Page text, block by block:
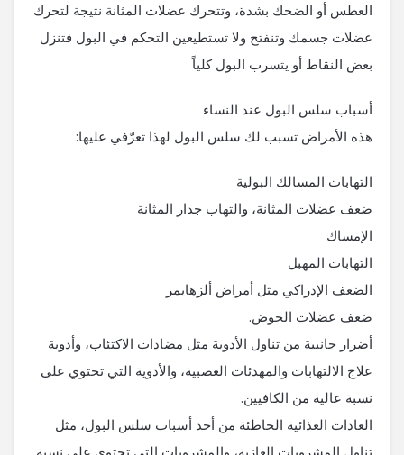
العطس أو الضحك بشدة، وتتحرك عضلات المثانة نتيجة لتحرك
عضلات جسمك وتنفتح ولا تستطيعين التحكم في البول فتنزل
بعض النقاط أو يتسرب البول كلياً
أسباب سلس البول عند النساء
هذه الأمراض تسبب لك سلس البول لهذا تعرّفي عليها:
التهابات المسالك البولية
ضعف عضلات المثانة، والتهاب جدار المثانة
الإمساك
التهابات المهبل
الضعف الإدراكي مثل أمراض ألزهايمر
ضعف عضلات الحوض.
أضرار جانبية من تناول الأدوية مثل مضادات الاكتئاب، وأدوية
علاج الالتهابات والمهدئات العصبية، والأدوية التي تحتوي على
نسبة عالية من الكافيين.
العادات الغذائية الخاطئة من أحد أسباب سلس البول، مثل
تناول المشروبات الغازية، والمشروبات التي تحتوي على نسبة